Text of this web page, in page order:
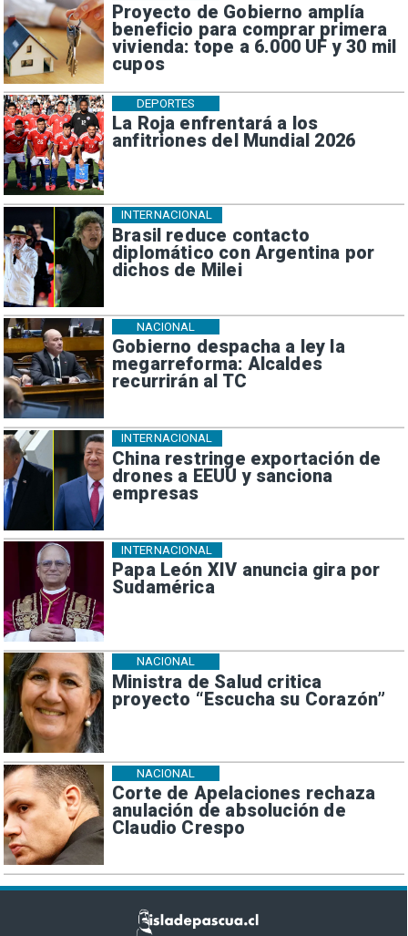
Proyecto de Gobierno amplía
beneficio para comprar primera
vivienda: tope a 6.000 UF y 30 mil
cupos
La Roja enfrentará a los
anfitriones del Mundial 2026
DEPORTES
Brasil reduce contacto
diplomático con Argentina por
dichos de Milei
INTERNACIONAL
Gobierno despacha a ley la
megarreforma: Alcaldes
recurrirán al TC
NACIONAL
China restringe exportación de
drones a EEUU y sanciona
empresas
INTERNACIONAL
Papa León XIV anuncia gira por
Sudamérica
INTERNACIONAL
Ministra de Salud critica
proyecto “Escucha su Corazón”
NACIONAL
Corte de Apelaciones rechaza
anulación de absolución de
Claudio Crespo
NACIONAL